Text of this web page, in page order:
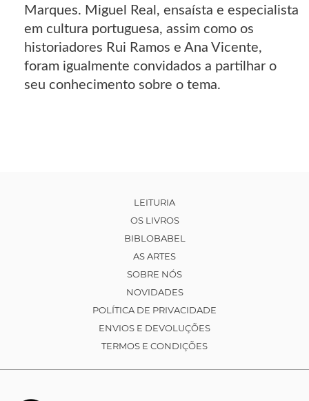
Marques. Miguel Real, ensaísta e especialista
em cultura portuguesa, assim como os
historiadores Rui Ramos e Ana Vicente,
foram igualmente convidados a partilhar o
seu conhecimento sobre o tema.
LEITURIA
OS LIVROS
BIBLOBABEL
AS ARTES
SOBRE NÓS
NOVIDADES
POLÍTICA DE PRIVACIDADE
ENVIOS E DEVOLUÇÕES
TERMOS E CONDIÇÕES